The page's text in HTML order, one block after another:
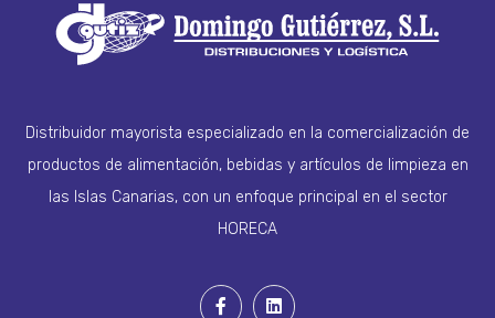
Distribuidor mayorista especializado en la comercialización de
productos de alimentación, bebidas y artículos de limpieza en
las Islas Canarias, con un enfoque principal en el sector
HORECA